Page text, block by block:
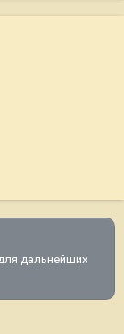
дальнейших